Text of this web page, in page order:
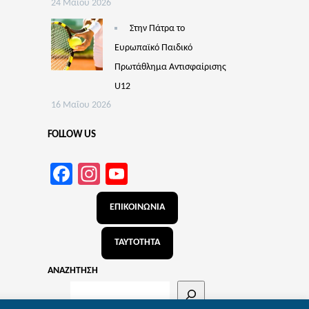
24 Μαΐου 2026
Στην Πάτρα το
Ευρωπαϊκό Παιδικό
Πρωτάθλημα Αντισφαίρισης
U12
16 Μαΐου 2026
FOLLOW US
Facebook
Instagram
Channel
ΕΠΙΚΟΙΝΩΝΙΑ
ΤΑΥΤΟΤΗΤΑ
ΑΝΑΖΗΤΗΣΗ